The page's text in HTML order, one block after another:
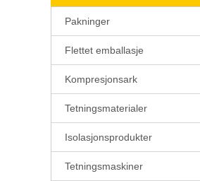
Pakninger
Flettet emballasje
Kompresjonsark
Tetningsmaterialer
Isolasjonsprodukter
Tetningsmaskiner